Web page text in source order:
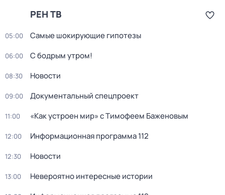
РЕН ТВ
05:00 Самые шoкиpующие гипотезы
06:00 С бодрым утром!
08:30 Новости
09:00 Документальный спецпроект
11:00 «Как устроен мир» с Тимофеем Баженовым
12:00 Информационная программа 112
12:30 Новости
13:00 Невероятно интересные истории